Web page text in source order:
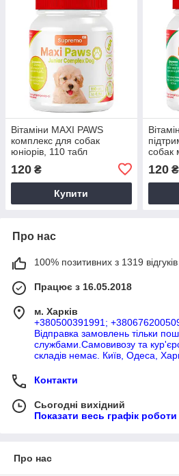
Вітаміни MAXI PAWS
комплекс для собак
юніорів, 110 табл
120 ₴
Купити
собак
120₴
Про нас
100% позитивних з 1319 відгуків
Працює з 16.05.2018
м. Харків
+380500391991;
Відправка замовлень тільки
службами.Самовивозу та
складів немає. Київ, Одеса,
Контакти
Сьогодні вихідний
Показати весь графік роботи
Про нас